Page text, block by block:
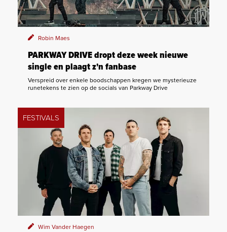
Robin Maes
PARKWAY DRIVE dropt deze week nieuwe
single en plaagt z'n fanbase
Verspreid over enkele boodschappen kregen we mysterieuze
runetekens te zien op de socials van Parkway Drive
FESTIVALS
Wim Vander Haegen